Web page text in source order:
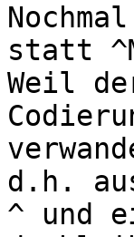
statt
Weil
d.h.
^ und